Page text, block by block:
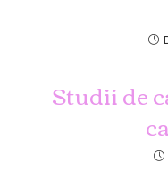
Studii de